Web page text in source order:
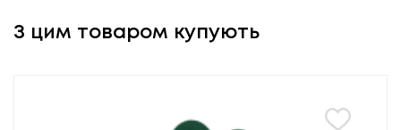
З цим товаром купують